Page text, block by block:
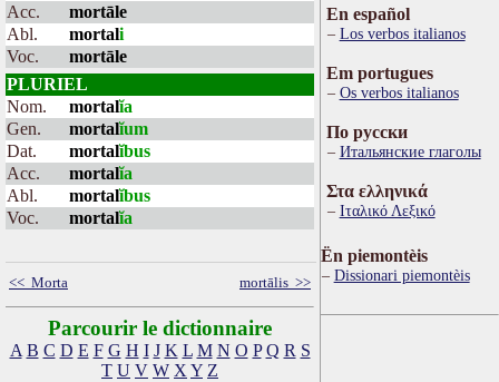
Acc.
mortāle
Abl.
mortali
Voc.
mortāle
PLURIEL
Nom.
mortalĭa
Gen.
mortalĭum
Dat.
mortalĭbus
Acc.
mortalĭa
Abl.
mortalĭbus
Voc.
mortalĭa
<< Morta mortālis >>
Parcourir le dictionnaire
A B C D E F G H I J K L M N O P Q R S
T U V W X Y Z
En español
Los verbos italianos
Em portugues
Os verbos italianos
По русски
Итальянские глаголы
Στα ελληνικά
Ιταλικό Λεξικό
Ën piemontèis
Dissionari piemontèis